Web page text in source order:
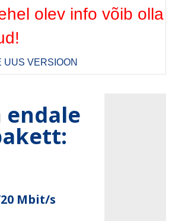
olev info võib olla
UUS VERSIOON
endale
Mbit/s